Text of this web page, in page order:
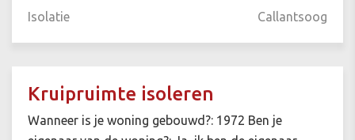
Isolatie Callantsoog
Kruipruimte isoleren
Wanneer is je woning gebouwd?: 1972 Ben je